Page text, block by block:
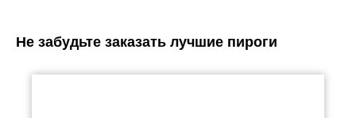
Не забудьте заказать лучшие пироги